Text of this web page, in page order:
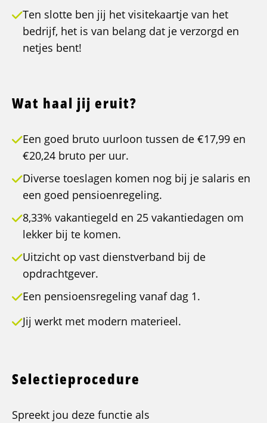
Ten slotte ben jij het visitekaartje van het
bedrijf, het is van belang dat je verzorgd en
netjes bent!
Wat haal jij eruit?
Een goed bruto uurloon tussen de €17,99 en
€20,24 bruto per uur.
Diverse toeslagen komen nog bij je salaris en
een goed pensioenregeling.
8,33% vakantiegeld en 25 vakantiedagen om
lekker bij te komen.
Uitzicht op vast dienstverband bij de
opdrachtgever.
Een pensioensregeling vanaf dag 1.
Jij werkt met modern materieel.
Selectieprocedure
Spreekt jou deze functie als